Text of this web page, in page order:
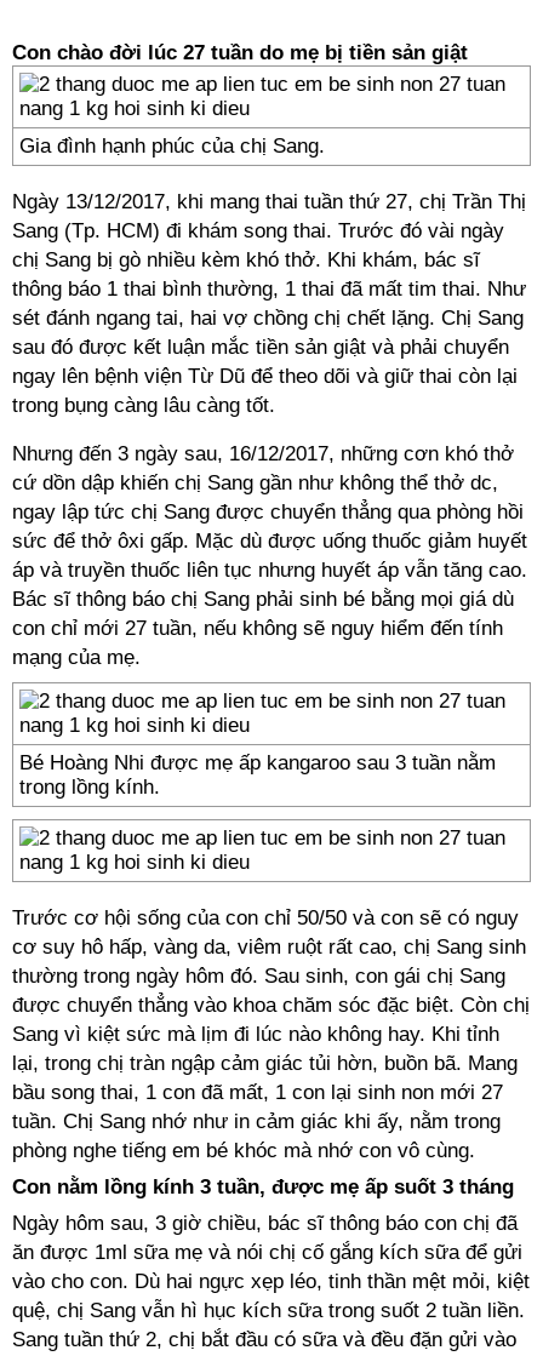
Con chào đời lúc 27 tuần do mẹ bị tiền sản giật
Gia đình hạnh phúc của chị Sang.
Ngày 13/12/2017, khi mang thai tuần thứ 27, chị Trần Thị
Sang (Tp. HCM) đi khám song thai. Trước đó vài ngày
chị Sang bị gò nhiều kèm khó thở. Khi khám, bác sĩ
thông báo 1 thai bình thường, 1 thai đã mất tim thai. Như
sét đánh ngang tai, hai vợ chồng chị chết lặng. Chị Sang
sau đó được kết luận mắc tiền sản giật và phải chuyển
ngay lên bệnh viện Từ Dũ để theo dõi và giữ thai còn lại
trong bụng càng lâu càng tốt.
Nhưng đến 3 ngày sau, 16/12/2017, những cơn khó thở
cứ dồn dập khiến chị Sang gần như không thể thở dc,
ngay lập tức chị Sang được chuyển thẳng qua phòng hồi
sức để thở ôxi gấp. Mặc dù được uống thuốc giảm huyết
áp và truyền thuốc liên tục nhưng huyết áp vẫn tăng cao.
Bác sĩ thông báo chị Sang phải sinh bé bằng mọi giá dù
con chỉ mới 27 tuần, nếu không sẽ nguy hiểm đến tính
mạng của mẹ.
Bé Hoàng Nhi được mẹ ấp kangaroo sau 3 tuần nằm
trong lồng kính.
Trước cơ hội sống của con chỉ 50/50 và con sẽ có nguy
cơ suy hô hấp, vàng da, viêm ruột rất cao, chị Sang sinh
thường trong ngày hôm đó. Sau sinh, con gái chị Sang
được chuyển thẳng vào khoa chăm sóc đặc biệt. Còn chị
Sang vì kiệt sức mà lịm đi lúc nào không hay. Khi tỉnh
lại, trong chị tràn ngập cảm giác tủi hờn, buồn bã. Mang
bầu song thai, 1 con đã mất, 1 con lại sinh non mới 27
tuần. Chị Sang nhớ như in cảm giác khi ấy, nằm trong
phòng nghe tiếng em bé khóc mà nhớ con vô cùng.
Con nằm lồng kính 3 tuần, được mẹ ấp suốt 3 tháng
Ngày hôm sau, 3 giờ chiều, bác sĩ thông báo con chị đã
ăn được 1ml sữa mẹ và nói chị cố gắng kích sữa để gửi
vào cho con. Dù hai ngực xẹp léo, tinh thần mệt mỏi, kiệt
quệ, chị Sang vẫn hì hục kích sữa trong suốt 2 tuần liền.
Sang tuần thứ 2, chị bắt đầu có sữa và đều đặn gửi vào